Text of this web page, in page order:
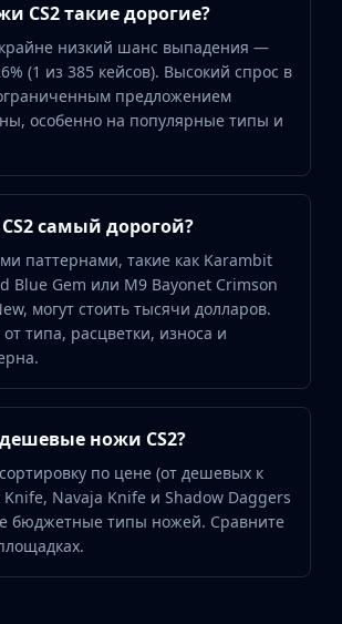
CS2 такие дорогие?
низкий шанс выпадения —
(1 из 385 кейсов). Высокий спрос в
предложением
особенно на популярные типы и
самый дорогой?
паттернами, такие как Karambit
Blue Gem или M9 Bayonet Crimson
могут стоить тысячи долларов.
типа, расцветки, износа и
ножи CS2?
по цене (от дешевых к
Navaja Knife и Shadow Daggers
бюджетные типы ножей. Сравните